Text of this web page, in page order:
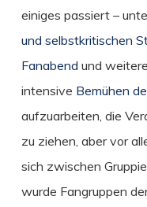
einiges passiert –
und selbstkritischen
Fanabend und
intensive Bemühen
aufzuarbeiten, die
zu ziehen, aber vor
sich zwischen
wurde Fangruppen